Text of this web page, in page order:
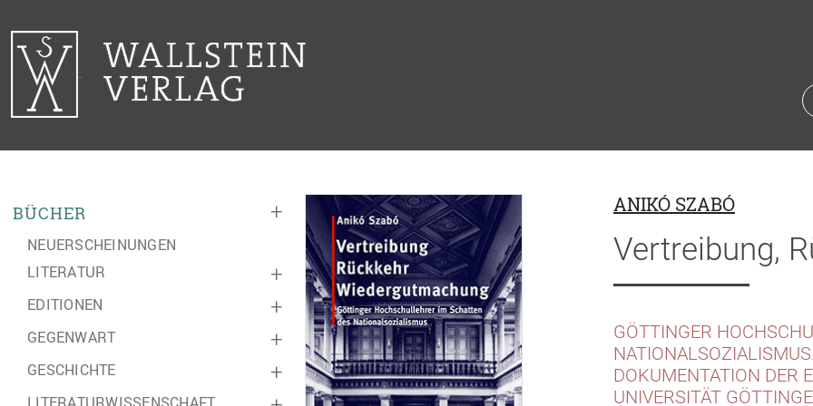
+
BÜCHER
NEUERSCHEINUNGEN
+
LITERATUR
+
EDITIONEN
+
GEGENWART
+
GESCHICHTE
ANIKÓ SZABÓ
Vertreibung,
GÖTTINGER
DOKUMENTATION DER
UNIVERSITÄT